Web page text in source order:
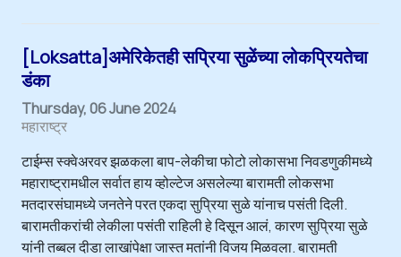
[Loksatta]अमेरिकेतही सप्रिया सुळेंच्या लोकप्रियतेचा
डंका
Thursday, 06 June 2024
महाराष्ट्र
टाईम्स स्क्वेअरवर झळकला बाप-लेकीचा फोटो लोकासभा निवडणुकीमध्ये
महाराष्ट्रामधील सर्वात हाय व्होल्टेज असलेल्या बारामती लोकसभा
मतदारसंघामध्ये जनतेने परत एकदा सुप्रिया सुळे यांनाच पसंती दिली.
बारामतीकरांची लेकीला पसंती राहिली हे दिसून आलं, कारण सुप्रिया सुळे
यांनी तब्बल दीडा लाखांपेक्षा जास्त मतांनी विजय मिळवला. बारामती